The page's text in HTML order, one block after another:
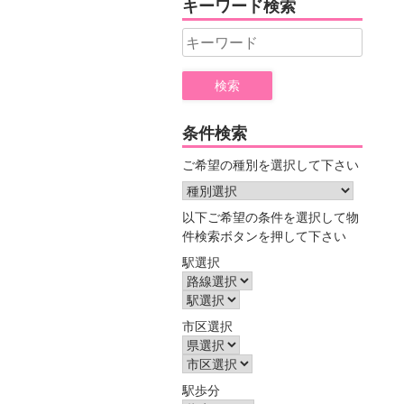
ー
キーワード検索
Search
for:
条件検索
ご希望の種別を選択して下さい
以下ご希望の条件を選択して物
件検索ボタンを押して下さい
駅選択
市区選択
駅歩分